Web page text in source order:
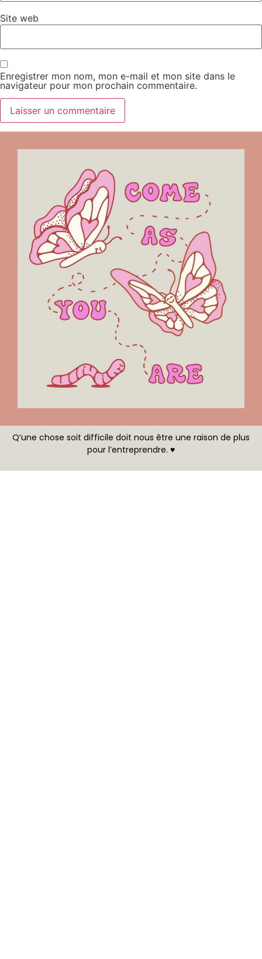
Site web
Enregistrer mon nom, mon e-mail et mon site dans le
navigateur pour mon prochain commentaire.
Q’une chose soit difficile doit nous être une raison de plus
pour l’entreprendre. ♥